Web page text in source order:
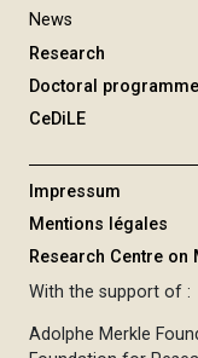
News
Research
Doctoral programme
CeDiLE
Impressum
Mentions légales
Research Centre
With the support of :
Adolphe Merkle